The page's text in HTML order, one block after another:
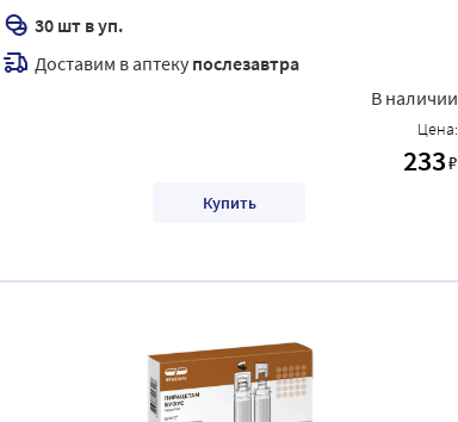
30 шт в уп.
Доставим в аптеку послезавтра
В наличии
Цена:
233₽
Купить